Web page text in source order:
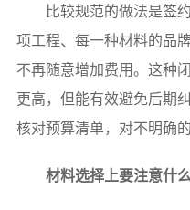
比较规范的做法是签
项工程、每一种材料的品
不再随意增加费用。这种
更高，但能有效避免后期
核对预算清单，对不明确
材料选择上要注意什么